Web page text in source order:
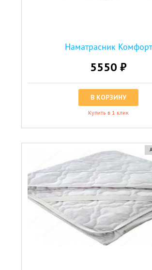
Наматрасник Комфорт
5550 ₽
В КОРЗИНУ
Купить в 1 клик